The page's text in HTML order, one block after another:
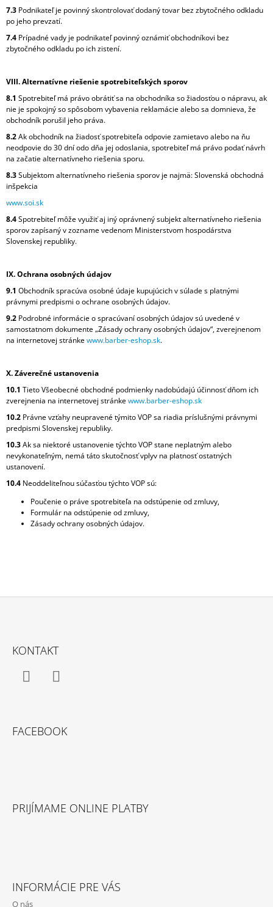
7.3 Podnikateľ je povinný skontrolovať dodaný tovar bez zbytočného odkladu
po jeho prevzatí.
7.4 Prípadné vady je podnikateľ povinný oznámiť obchodníkovi bez
zbytočného odkladu po ich zistení.
VIII. Alternatívne riešenie spotrebiteľských sporov
8.1 Spotrebiteľ má právo obrátiť sa na obchodníka so žiadosťou o nápravu, ak
nie je spokojný so spôsobom vybavenia reklamácie alebo sa domnieva, že
obchodník porušil jeho práva.
8.2Ak obchodník na žiadosť spotrebiteľa odpovie zamietavo alebo na ňu
neodpovie do 30 dní odo dňa jej odoslania, spotrebiteľ má právo podať návrh
na začatie alternatívneho riešenia sporu.
8.3Subjektom alternatívneho riešenia sporov je najmä: Slovenská obchodná
inšpekcia
www.soi.sk
8.4Spotrebiteľ môže využiť aj iný oprávnený subjekt alternatívneho riešenia
sporov zapísaný v zozname vedenom Ministerstvom hospodárstva
Slovenskej republiky.
IX. Ochrana osobných údajov
9.1 Obchodník spracúva osobné údaje kupujúcich v súlade s platnými
právnymi predpismi o ochrane osobných údajov.
9.2 Podrobné informácie o spracúvaní osobných údajov sú uvedené v
samostatnom dokumente „Zásady ochrany osobných údajov“, zverejnenom
na internetovej stránkewww.barber-eshop.sk.
X. Záverečné ustanovenia
10.1 Tieto Všeobecné obchodné podmienky nadobúdajú účinnosť dňom ich
zverejnenia na internetovej stránkewww.barber-eshop.sk
10.2 Právne vzťahy neupravené týmito VOP sa riadia príslušnými právnymi
predpismi Slovenskej republiky.
10.3Ak sa niektoré ustanovenie týchto VOP stane neplatným alebo
nevykonateľným, nemá táto skutočnosť vplyv na platnosť ostatných
ustanovení.
10.4 Neoddeliteľnou súčasťou týchto VOP sú:
Poučenie o práve spotrebiteľa na odstúpenie od zmluvy,
Formulár na odstúpenie od zmluvy,
Zásady ochrany osobných údajov.
KONTAKT
FACEBOOK
PRIJÍMAME ONLINE PLATBY
INFORMÁCIE PRE VÁS
O nás